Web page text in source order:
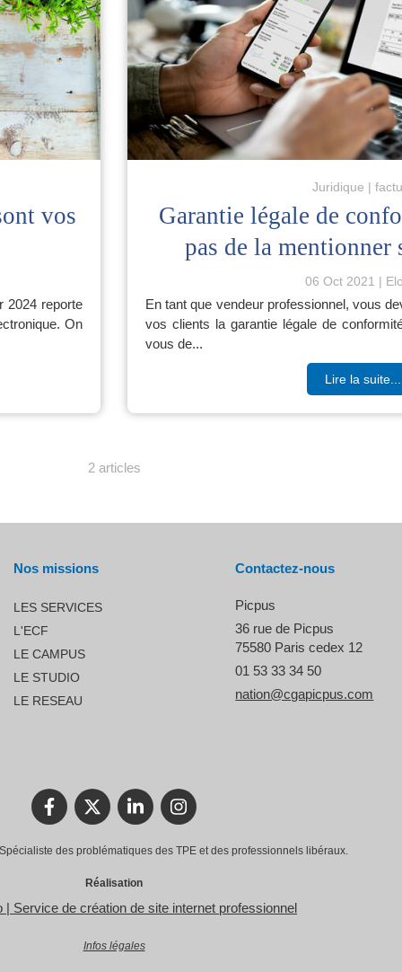
vos
2024 reporte
On
Juridique
Garantie légale de
pas de la mentionner
06 Oct 2021
En tant que vendeur professionnel, vous
vos clients la garantie légale de
vous de...
Lire la suite...
2 articles
Nos missions
LES SERVICES
L'ECF
LE CAMPUS
LE STUDIO
LE RESEAU
Contactez-nous
Picpus
36 rue de Picpus
75580 Paris cedex 12
01 53 33 34 50
nation@cgapicpus.com
des problématiques des TPE et des professionnels libéraux.
Réalisation
Infos légales
les réglementations. Personnalisez vos préférences pour contrôler la manière dont vos